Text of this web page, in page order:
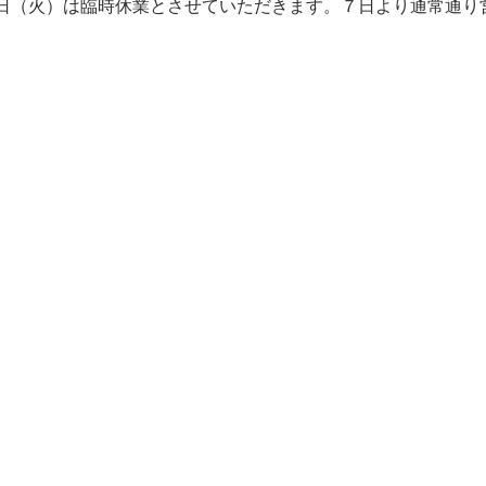
（火）は臨時休業とさせていただきます。７日より通常通り